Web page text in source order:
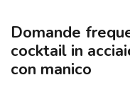
Domande
cocktail in
con manico